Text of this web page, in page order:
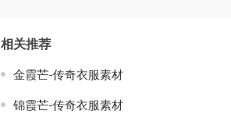
相关推荐
金霞芒-传奇衣服素材
锦霞芒-传奇衣服素材